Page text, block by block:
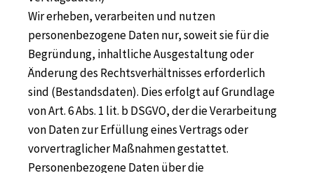
Wir erheben, verarbeiten und nutzen
personenbezogene Daten nur, soweit sie für die
Begründung, inhaltliche Ausgestaltung oder
Änderung des Rechtsverhältnisses erforderlich
sind (Bestandsdaten). Dies erfolgt auf Grundlage
von Art. 6 Abs. 1 lit. b DSGVO, der die Verarbeitung
von Daten zur Erfüllung eines Vertrags oder
vorvertraglicher Maßnahmen gestattet.
Personenbezogene Daten über die